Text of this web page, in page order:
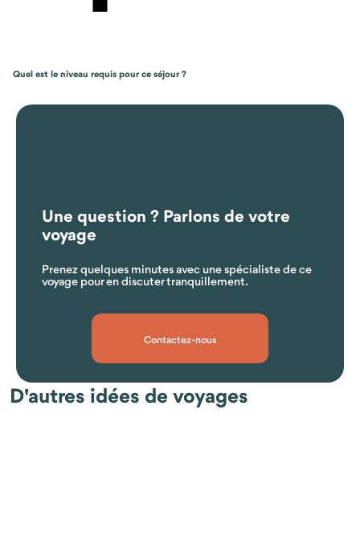
Quel est le niveau requis pour ce séjour ?
Où dormez-vous pendant le séjour ?
Une question ? Parlons de votre
voyage
Prenez quelques minutes avec une spécialiste de ce
voyage pour en discuter tranquillement.
Contactez-nous
D'autres idées de voyages